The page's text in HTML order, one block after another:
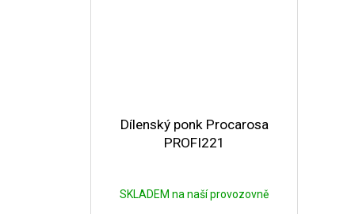
Dílenský ponk Procarosa
PROFI221
SKLADEM na naší provozovně